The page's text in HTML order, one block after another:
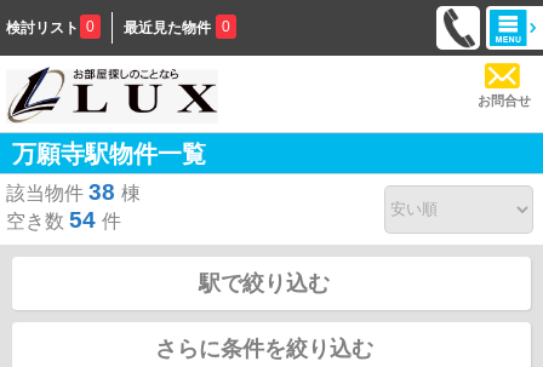
検討リスト 0 最近見た物件 0
お問合せ
万願寺駅物件一覧
該当物件 38 棟
空き数 54 件
駅で絞り込む
さらに条件を絞り込む